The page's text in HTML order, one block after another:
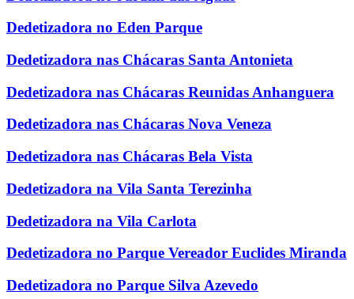
Dedetizadora no Eden Parque
Dedetizadora nas Chácaras Santa Antonieta
Dedetizadora nas Chácaras Reunidas Anhanguera
Dedetizadora nas Chácaras Nova Veneza
Dedetizadora nas Chácaras Bela Vista
Dedetizadora na Vila Santa Terezinha
Dedetizadora na Vila Carlota
Dedetizadora no Parque Vereador Euclides Miranda
Dedetizadora no Parque Silva Azevedo